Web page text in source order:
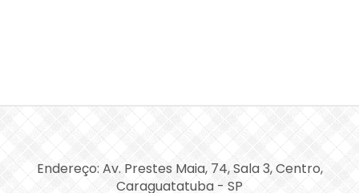
Endereço: Av. Prestes Maia, 74, Sala 3, Centro,
Caraguatatuba - SP